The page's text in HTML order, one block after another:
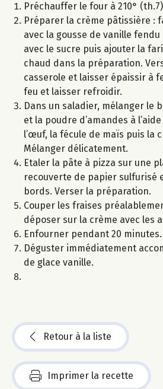
Préchauffer le four à 210° (th.7)
Préparer la crème pâtissière :
avec la gousse de vanille
avec le sucre puis ajouter la
chaud dans la préparation.
casserole et laisser épaissir à
feu et laisser refroidir.
Dans un saladier, mélanger le
et la poudre d’amandes à
l’œuf, la fécule de maïs puis la
Mélanger délicatement.
Etaler la pâte à pizza sur une
recouverte de papier sulfurisé
bords. Verser la préparation.
Couper les fraises
déposer sur la crème avec les
Enfourner pendant 20 minutes.
Déguster immédiatement
de glace vanille.
Retour à la liste
Imprimer la recette